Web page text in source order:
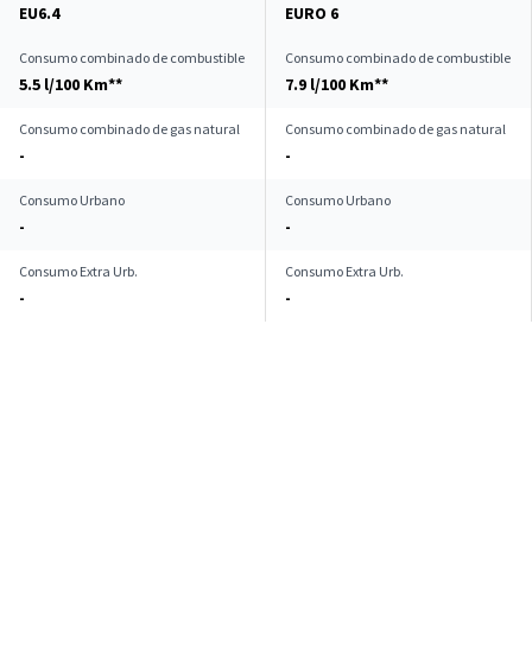
EU6.4 EURO 6
Consumo combinado de combustible
5.5 l/100 Km**
Consumo combinado de combustible
7.9 l/100 Km**
Consumo combinado de gas natural
-
Consumo combinado de gas natural
-
Consumo Urbano
-
Consumo Urbano
-
Consumo Extra Urb.
-
Consumo Extra Urb.
-